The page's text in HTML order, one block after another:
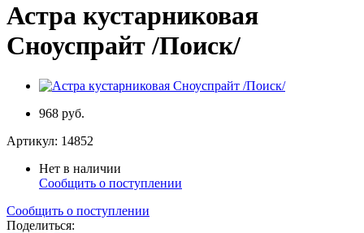
Астра кустарниковая
Сноуспрайт /Поиск/
968 руб.
Артикул: 14852
Нет в наличии
Сообщить о поступлении
Сообщить о поступлении
Поделиться: